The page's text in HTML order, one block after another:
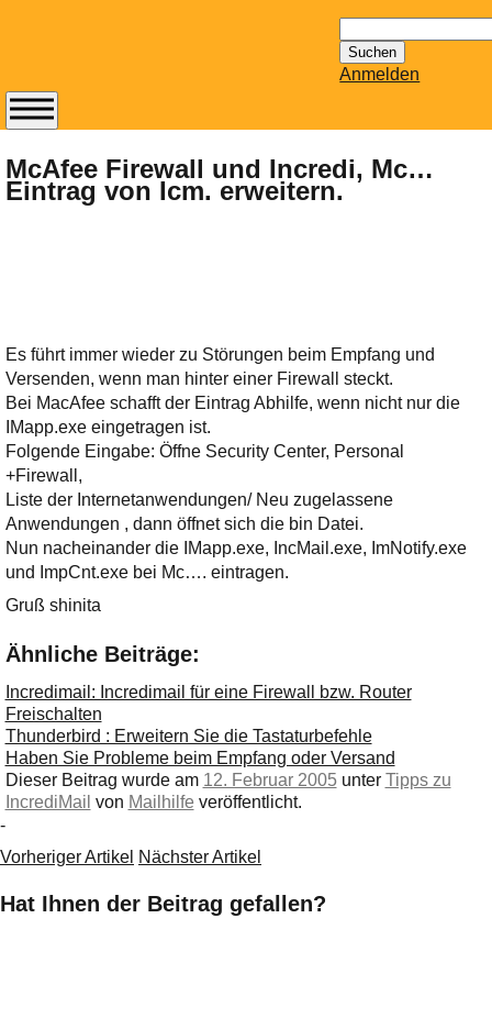
nach:
Anmelden
McAfee Firewall und Incredi, Mc…
Eintrag von Icm. erweitern.
Es führt immer wieder zu Störungen beim Empfang und
Versenden, wenn man hinter einer Firewall steckt.
Bei MacAfee schafft der Eintrag Abhilfe, wenn nicht nur die
IMapp.exe eingetragen ist.
Folgende Eingabe: Öffne Security Center, Personal
+Firewall,
Liste der Internetanwendungen/ Neu zugelassene
Anwendungen , dann öffnet sich die bin Datei.
Nun nacheinander die IMapp.exe, IncMail.exe, ImNotify.exe
und ImpCnt.exe bei Mc…. eintragen.
Gruß shinita
Ähnliche Beiträge:
Incredimail: Incredimail für eine Firewall bzw. Router
Freischalten
Thunderbird : Erweitern Sie die Tastaturbefehle
Haben Sie Probleme beim Empfang oder Versand
Dieser Beitrag wurde am 12. Februar 2005unter Tipps zu
IncrediMail von Mailhilfe veröffentlicht.
-
Vorheriger Artikel Nächster Artikel
Hat Ihnen der Beitrag gefallen?
Abonnieren Sie den
14-tägig
erscheinenden
Newsletter von
bereithält!
Wie z.B. Outlook,
GMail, Thunderbird
oder auch
KuNoMail, usw.
Ihre E-Mail
Adresse:
E-Mail